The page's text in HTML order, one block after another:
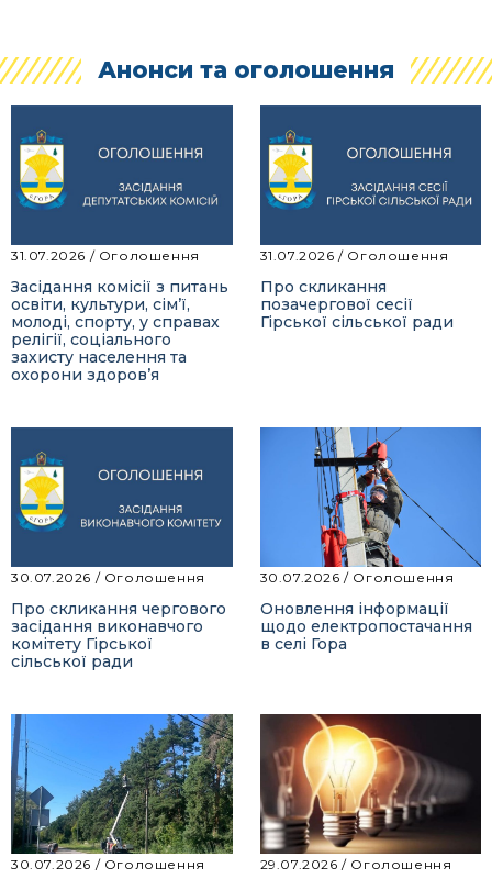
Анонси та оголошення
31.07.2026 / Оголошення
Засідання комісії з питань
освіти, культури, сім’ї,
молоді, спорту, у справах
релігії, соціального
захисту населення та
охорони здоров’я
31.07.2026 / Оголошення
Про скликання
позачергової сесії
Гірської сільської ради
30.07.2026 / Оголошення
Про скликання чергового
засідання виконавчого
комітету Гірської
сільської ради
30.07.2026 / Оголошення
Оновлення інформації
щодо електропостачання
в селі Гора
30.07.2026 / Оголошення 29.07.2026 / Оголошення